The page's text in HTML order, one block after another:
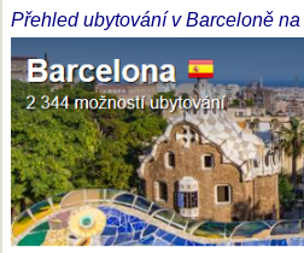
Přehled ubytování v Barceloně na